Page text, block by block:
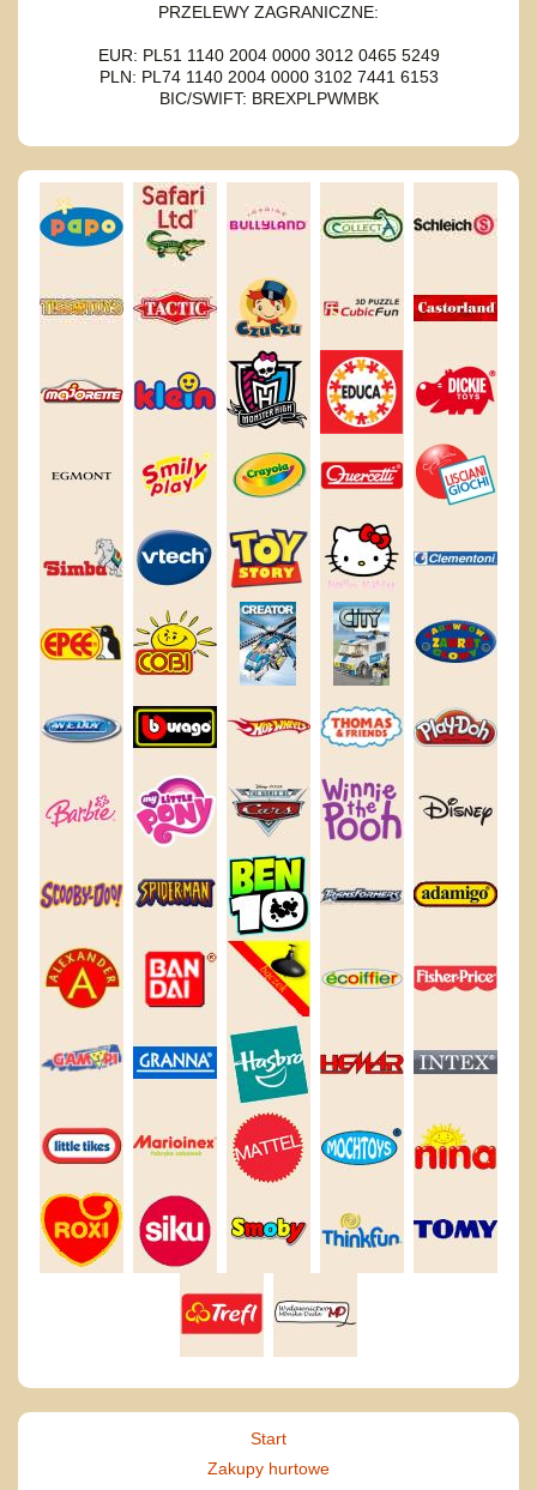
PRZELEWY ZAGRANICZNE:
EUR: PL51 1140 2004 0000 3012 0465 5249
PLN: PL74 1140 2004 0000 3102 7441 6153
BIC/SWIFT: BREXPLPWMBK
Start
Zakupy hurtowe